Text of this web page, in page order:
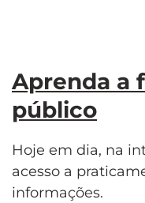
Aprenda a
público
Hoje em dia, na
acesso a
informações.